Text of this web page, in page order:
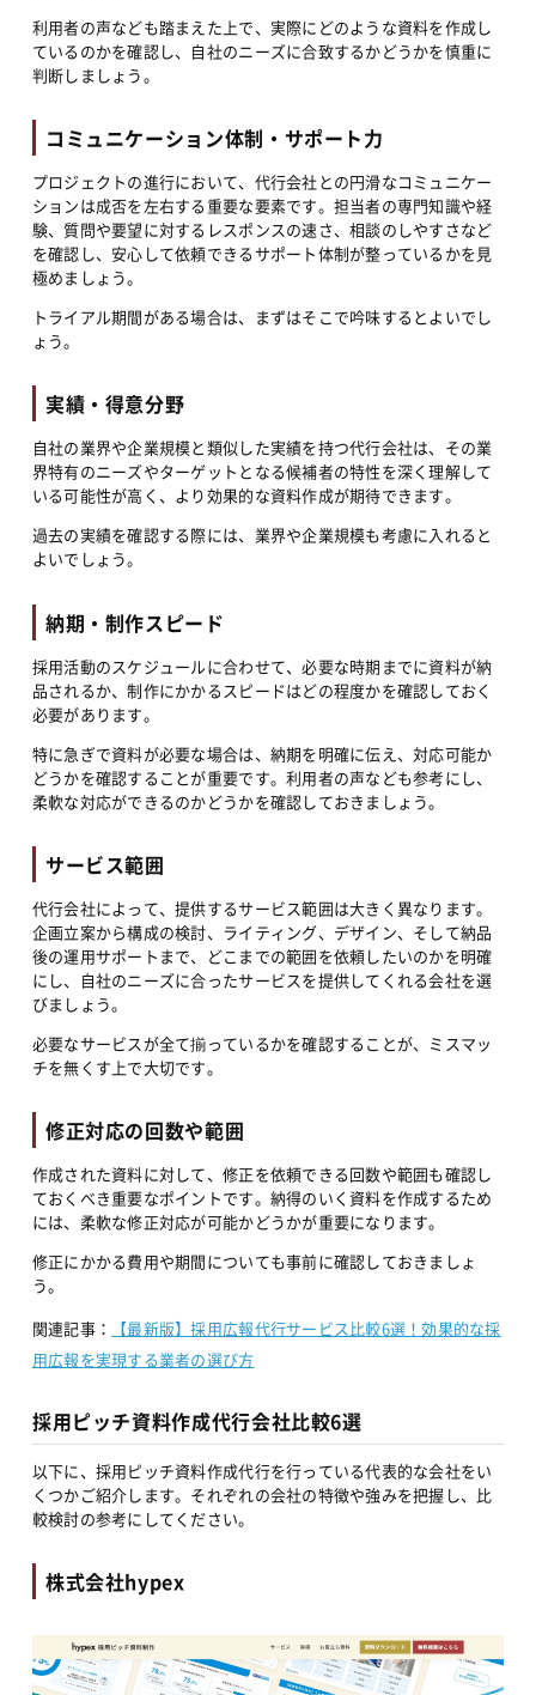
利用者の声なども踏まえた上で、実際にどのような資料を作成し
ているのかを確認し、自社のニーズに合致するかどうかを慎重に
判断しましょう。
コミュニケーション体制・サポート力
プロジェクトの進行において、代行会社との円滑なコミュニケー
ションは成否を左右する重要な要素です。担当者の専門知識や経
験、質問や要望に対するレスポンスの速さ、相談のしやすさなど
を確認し、安心して依頼できるサポート体制が整っているかを見
極めましょう。
トライアル期間がある場合は、まずはそこで吟味するとよいでし
ょう。
実績・得意分野
自社の業界や企業規模と類似した実績を持つ代行会社は、その業
界特有のニーズやターゲットとなる候補者の特性を深く理解して
いる可能性が高く、より効果的な資料作成が期待できます。
過去の実績を確認する際には、業界や企業規模も考慮に入れると
よいでしょう。
納期・制作スピード
採用活動のスケジュールに合わせて、必要な時期までに資料が納
品されるか、制作にかかるスピードはどの程度かを確認しておく
必要があります。
特に急ぎで資料が必要な場合は、納期を明確に伝え、対応可能か
どうかを確認することが重要です。利用者の声なども参考にし、
柔軟な対応ができるのかどうかを確認しておきましょう。
サービス範囲
代行会社によって、提供するサービス範囲は大きく異なります。
企画立案から構成の検討、ライティング、デザイン、そして納品
後の運用サポートまで、どこまでの範囲を依頼したいのかを明確
にし、自社のニーズに合ったサービスを提供してくれる会社を選
びましょう。
必要なサービスが全て揃っているかを確認することが、ミスマッ
チを無くす上で大切です。
修正対応の回数や範囲
作成された資料に対して、修正を依頼できる回数や範囲も確認し
ておくべき重要なポイントです。納得のいく資料を作成するため
には、柔軟な修正対応が可能かどうかが重要になります。
修正にかかる費用や期間についても事前に確認しておきましょ
う。
関連記事：
【最新版】採用広報代行サービス比較6選！効果的な採
用広報を実現する業者の選び方
採用ピッチ資料作成代行会社比較6選
以下に、採用ピッチ資料作成代行を行っている代表的な会社をい
くつかご紹介します。それぞれの会社の特徴や強みを把握し、比
較検討の参考にしてください。
株式会社hypex